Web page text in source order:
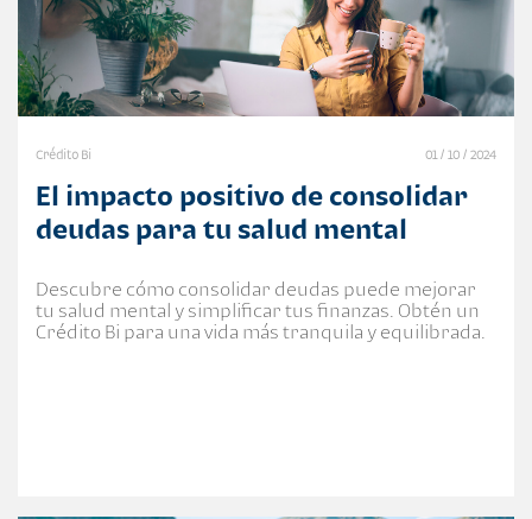
Crédito Bi 01 / 10 / 2024
El impacto positivo de consolidar
deudas para tu salud mental
Descubre cómo consolidar deudas puede mejorar
tu salud mental y simplificar tus finanzas. Obtén un
Crédito Bi para una vida más tranquila y equilibrada.